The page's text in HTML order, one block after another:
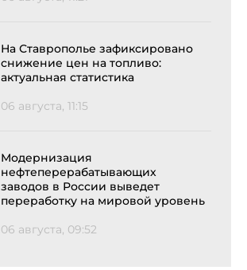
На Ставрополье зафиксировано
снижение цен на топливо:
актуальная статистика
06 августа, 11:15
Модернизация
нефтеперерабатывающих
заводов в России выведет
переработку на мировой уровень
06 августа, 09:52